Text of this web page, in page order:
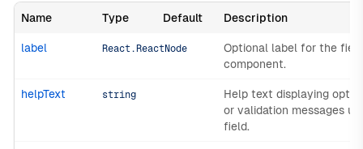
Name Type Default Description
label React.ReactNode
Optional label for the field
component.
helpText string
Help text displaying
or validation messages
field.